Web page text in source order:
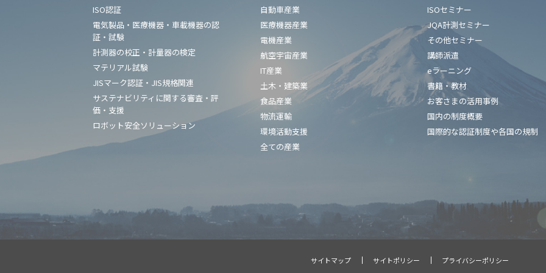
ISO認証
電気製品・医療機器・車載機器の認
証・試験
計測器の校正・計量器の検定
マテリアル試験
JISマーク認証・JIS規格関連
サステナビリティに関する審査・評
価・支援
ロボット安全ソリューション
自動車産業
医療機器産業
電機産業
航空宇宙産業
IT産業
土木・建築業
食品産業
物流運輸
環境活動支援
全ての産業
ISOセミナー
JQA計測セミナー
その他セミナー
講師派遣
eラーニング
書籍・教材
お客さまの活用事例
国内の制度概要
国際的な認証制度や各国の規制
サイトマップ サイトポリシー プライバシーポリシー